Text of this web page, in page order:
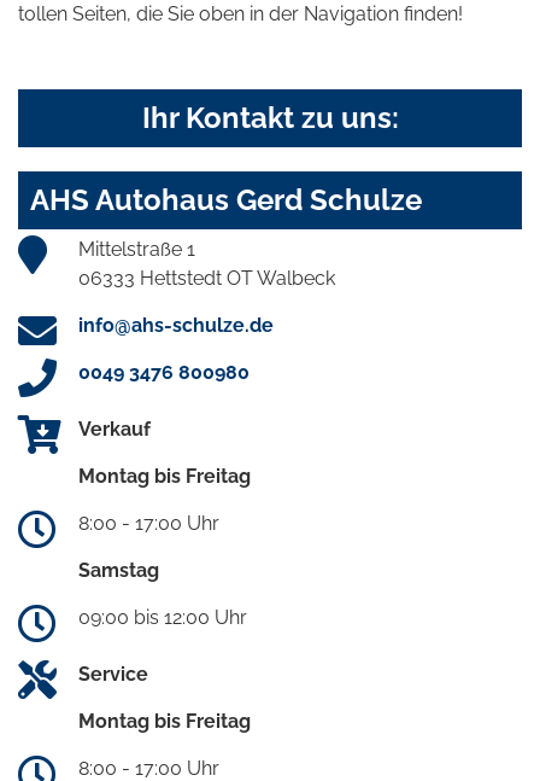
tollen Seiten, die Sie oben in der Navigation finden!
Ihr Kontakt zu uns:
AHS Autohaus Gerd Schulze
Mittelstraße 1
06333 Hettstedt OT Walbeck
info@ahs-schulze.de
0049 3476 800980
Verkauf
Montag bis Freitag
8:00 - 17:00 Uhr
Samstag
09:00 bis 12:00 Uhr
Service
Montag bis Freitag
8:00 - 17:00 Uhr